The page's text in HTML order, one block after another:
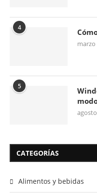
4
marzo
5
CATEGORÍAS
Alimentos y bebidas